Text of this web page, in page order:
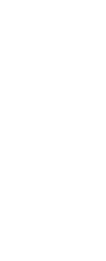
enkelt att
Smörgåsar,
litet sött kan
med, utan att